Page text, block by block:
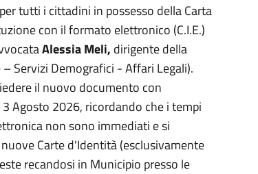
tutti i cittadini in possesso della Carta
con il formato elettronico (C.I.E.)
Alessia Meli, dirigente della
Servizi Demografici - Affari Legali).
il nuovo documento con
Agosto 2026, ricordando che i tempi
non sono immediati e si
Carte d'Identità (esclusivamente
recandosi in Municipio presso le